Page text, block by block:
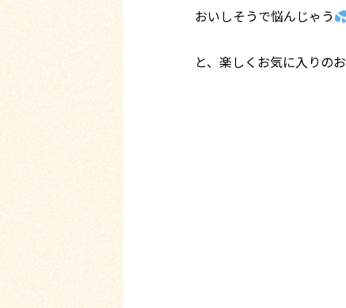
おいしそうで悩んじゃう
と、楽しくお気に入りの